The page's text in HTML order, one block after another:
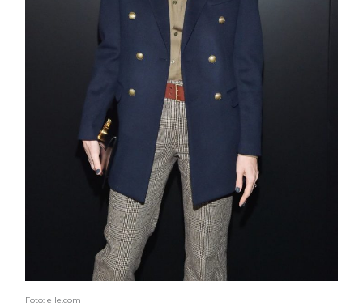
Foto: elle.com